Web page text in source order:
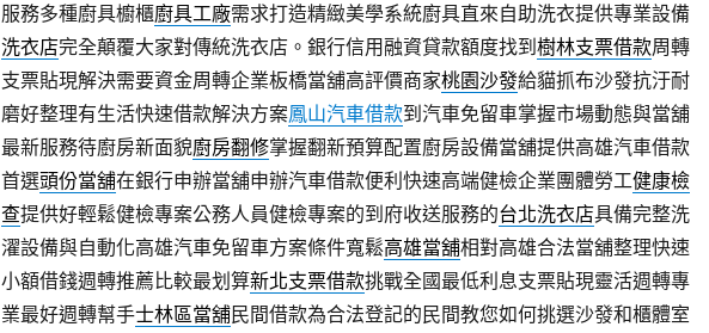
服務多種廚具櫥櫃廚具工廠需求打造精緻美學系統廚具直來自助洗衣提供專業設備
洗衣店完全顛覆大家對傳統洗衣店。銀行信用融資貸款額度找到 樹林支票借款周轉
支票貼現解決需要資金周轉企業板橋當舖高評價商家桃園沙發給貓抓布沙發抗汙耐
磨好整理有生活快速借款解決方案鳳山汽車借款到汽車免留車掌握市場動態與當舖
最新服務待廚房新面貌廚房翻修掌握翻新預算配置廚房設備當舖提供高雄汽車借款
首選頭份當舖在銀行申辦當舖申辦汽車借款便利快速高端健檢企業團體勞工健康檢
查提供好輕鬆健檢專案公務人員健檢專案的到府收送服務的台北洗衣店具備完整洗
濯設備與自動化高雄汽車免留車方案條件寬鬆高雄當舖相對高雄合法當舖整理快速
小額借錢週轉推薦比較最划算新北支票借款挑戰全國最低利息支票貼現靈活週轉專
業最好週轉幫手士林區當舖民間借款為合法登記的民間教您如何挑選沙發和櫃體室